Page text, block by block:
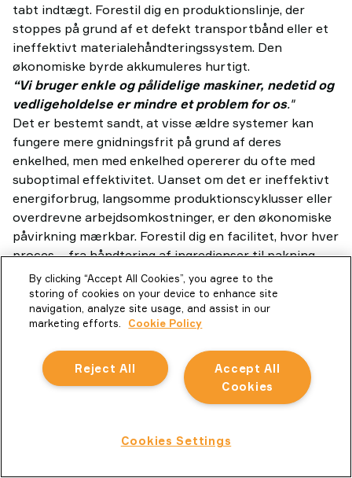
tabt indtægt. Forestil dig en produktionslinje, der
stoppes på grund af et defekt transportbånd eller et
ineffektivt materialehåndteringssystem. Den
økonomiske byrde akkumuleres hurtigt.
“Vi bruger enkle og pålidelige maskiner, nedetid og
vedligeholdelse er mindre et problem for os."
Det er bestemt sandt, at visse ældre systemer kan
fungere mere gnidningsfrit på grund af deres
enkelhed, men med enkelhed opererer du ofte med
suboptimal effektivitet. Uanset om det er ineffektivt
energiforbrug, langsomme produktionscyklusser eller
overdrevne arbejdsomkostninger, er den økonomiske
påvirkning mærkbar. Forestil dig en facilitet, hvor hver
proces – fra håndtering af ingredienser til pakning –
halter bagefter industriens standarder.
“Sådan gør vi det bare.”
Ligesom med teknologi er ældre processer
Marginale forbedringer i en så hurtig branche kan
ofte gøre hele forskellen mellem succes og fiasko. At
genoverveje din “hvis det ikke er i stykker, så lad være
disse marginale forbedringer.
By clicking “Accept All Cookies”, you agree to the
storing of cookies on your device to enhance site
navigation, analyze site usage, and assist in our
marketing efforts.
Cookie Policy
Accept All
Cookies
Reject All
Cookies Settings